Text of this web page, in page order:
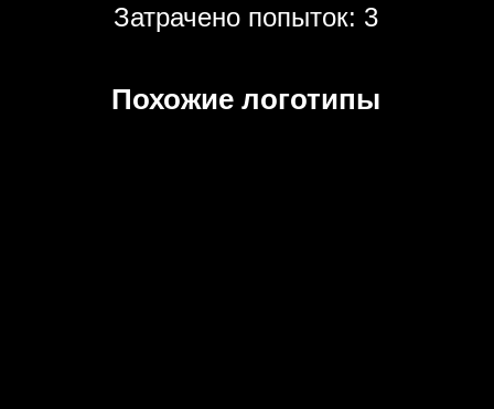
Затрачено попыток: 3
Похожие логотипы